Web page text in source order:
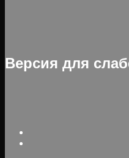
Версия для